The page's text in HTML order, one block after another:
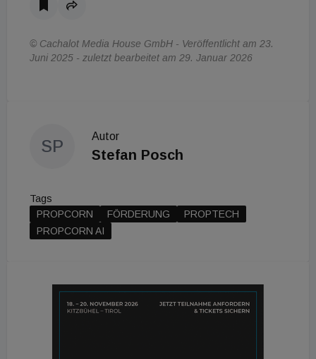
© Cachalot Media House GmbH - Veröffentlicht am 23.
Juni 2025 - zuletzt bearbeitet am 29. Januar 2026
SP
Autor
Stefan Posch
Tags
PROPCORN
FÖRDERUNG
PROPTECH
PROPCORN AI